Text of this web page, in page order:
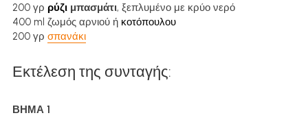
200 γρ ρύζι μπασμάτι, ξεπλυμένο με κρύο νερό
400 ml ζωμός αρνιού ή κοτόπουλου
200 γρ σπανάκι
Εκτέλεση της συνταγής:
ΒΗΜΑ 1